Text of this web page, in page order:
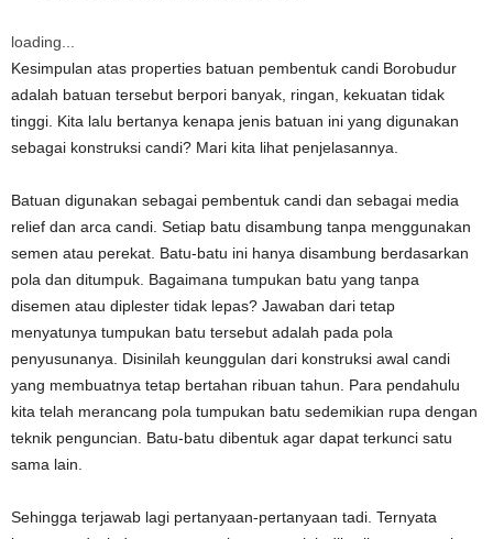
loading...
Kesimpulan atas properties batuan pembentuk candi Borobudur
adalah batuan tersebut berpori banyak, ringan, kekuatan tidak
tinggi. Kita lalu bertanya kenapa jenis batuan ini yang digunakan
sebagai konstruksi candi? Mari kita lihat penjelasannya.
Batuan digunakan sebagai pembentuk candi dan sebagai media
relief dan arca candi. Setiap batu disambung tanpa menggunakan
semen atau perekat. Batu-batu ini hanya disambung berdasarkan
pola dan ditumpuk. Bagaimana tumpukan batu yang tanpa
disemen atau diplester tidak lepas? Jawaban dari tetap
menyatunya tumpukan batu tersebut adalah pada pola
penyusunanya. Disinilah keunggulan dari konstruksi awal candi
yang membuatnya tetap bertahan ribuan tahun. Para pendahulu
kita telah merancang pola tumpukan batu sedemikian rupa dengan
teknik penguncian. Batu-batu dibentuk agar dapat terkunci satu
sama lain.
Sehingga terjawab lagi pertanyaan-pertanyaan tadi. Ternyata